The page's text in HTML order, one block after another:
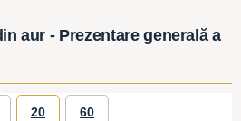
aur - Prezentare generală a
20 60